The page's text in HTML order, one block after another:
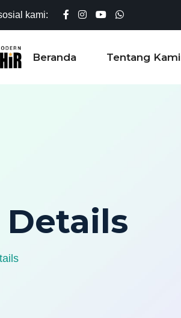
kami:
Beranda Tentang Kami